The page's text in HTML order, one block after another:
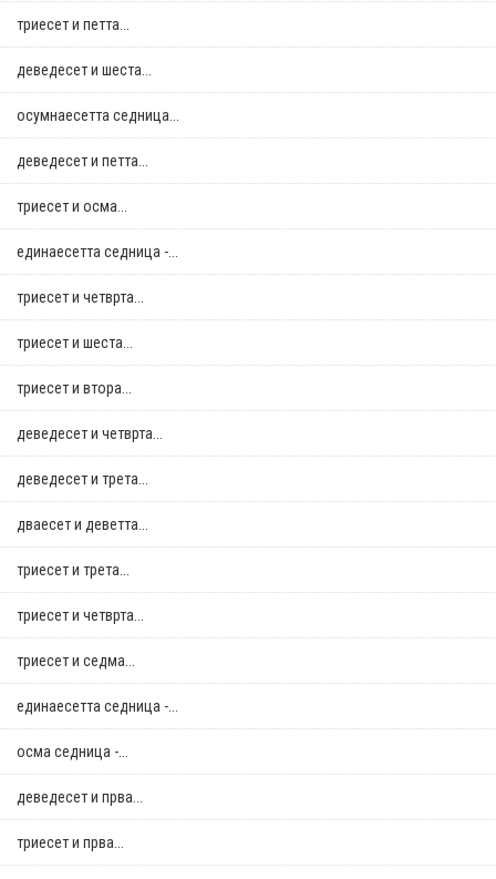
триесет и петта...
деведесет и шеста...
осумнaесетта седница...
деведесет и петта...
триесет и осма...
единаесетта седница -...
триесет и четврта...
триесет и шеста...
триесет и втора...
деведесет и четврта...
деведесет и трета...
дваесет и деветта...
триесет и трета...
триесет и четврта...
триесет и седма...
единаесетта седница -...
осма седница -...
деведесет и прва...
триесет и прва...